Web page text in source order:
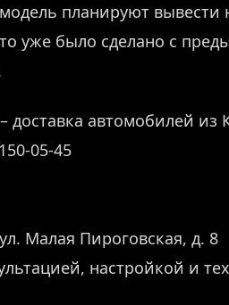
планируют
уже было сделано с
доставка автомобилей из
05-45
Малая Пироговская, д. 8
настройкой и